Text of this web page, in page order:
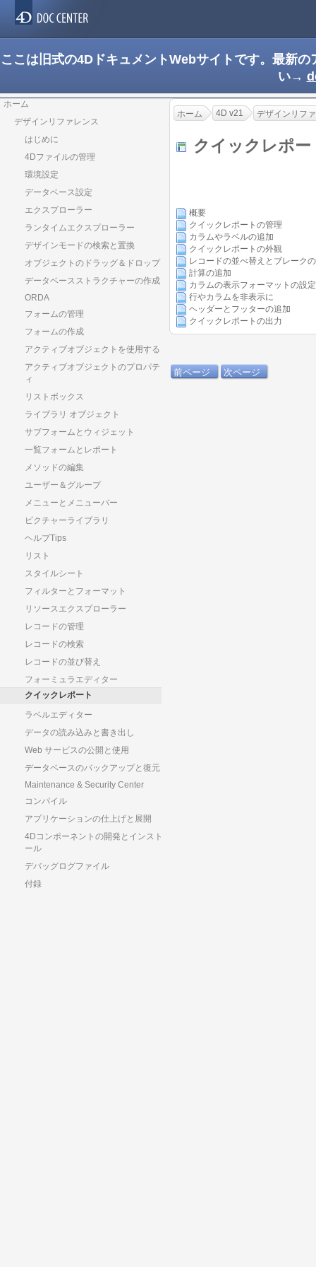
ここは旧式の4DドキュメントWebサイトです。最新
い→
ホーム
デザインリファレンス
はじめに
4Dファイルの管理
環境設定
データベース設定
エクスプローラー
ランタイムエクスプローラー
デザインモードの検索と置換
オブジェクトのドラッグ＆ドロップ
データベースストラクチャーの作成
ORDA
フォームの管理
フォームの作成
アクティブオブジェクトを使用する
アクティブオブジェクトのプロパテ
ィ
リストボックス
ライブラリ オブジェクト
サブフォームとウィジェット
一覧フォームとレポート
メソッドの編集
ユーザー＆グループ
メニューとメニューバー
ピクチャーライブラリ
ヘルプTips
リスト
スタイルシート
フィルターとフォーマット
リソースエクスプローラー
レコードの管理
レコードの検索
レコードの並び替え
フォーミュラエディター
クイックレポート
ラベルエディター
データの読み込みと書き出し
Web サービスの公開と使用
データベースのバックアップと復元
Maintenance & Security Center
コンパイル
アプリケーションの仕上げと展開
4Dコンポーネントの開発とインスト
ール
デバッグログファイル
付録
ホーム 4D v21 デザインリフ
クイックレポ
概要
クイックレポートの管理
カラムやラベルの追加
クイックレポートの外観
レコードの並べ替えとブレーク
計算の追加
カラムの表示フォーマットの設定
行やカラムを非表示に
ヘッダーとフッターの追加
クイックレポートの出力
前ページ 次ページ